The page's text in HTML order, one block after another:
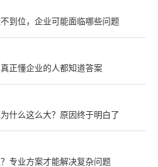
到位，企业可能面临哪些问题
正懂企业的人都知道答案
什么这么大？原因终于明白了
专业方案才能解决复杂问题